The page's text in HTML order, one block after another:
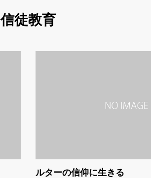
信徒教育
ルターの信仰に生きる